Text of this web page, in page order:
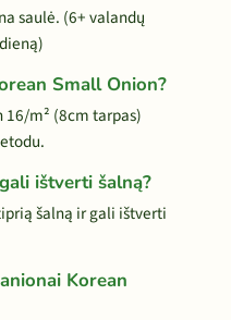
saulė. (6+ valandų
Small Onion?
m² (8cm tarpas)
ištverti šalną?
šalną ir gali ištverti
Korean